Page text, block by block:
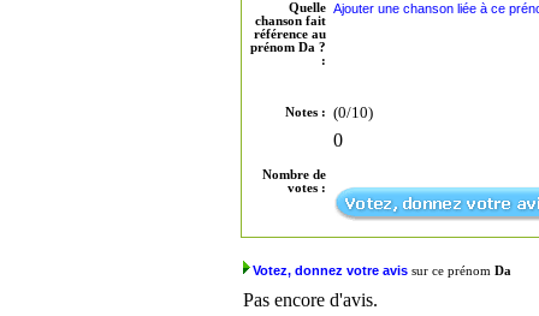
Quelle
chanson fait
référence au
prénom Da ?
:
Ajouter une chanson liée à ce
Notes : (0/10)
Nombre de
votes :
0
Votez, donnez votre avissur ce prénom Da
Pas encore d'avis.